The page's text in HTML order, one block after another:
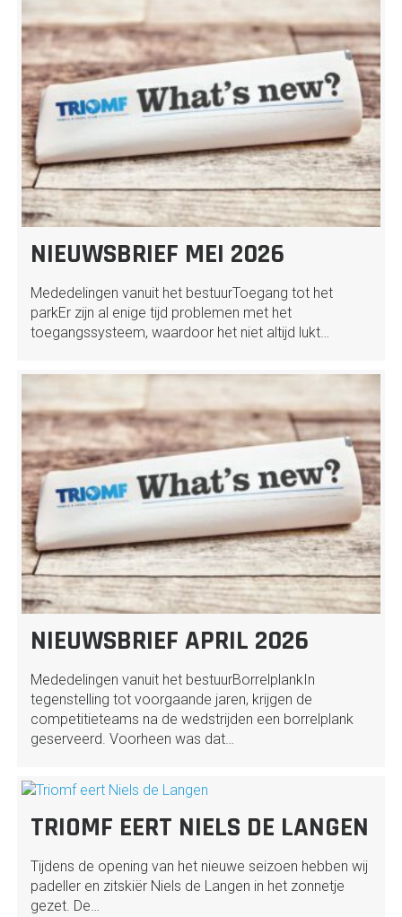
NIEUWSBRIEF MEI 2026
Mededelingen vanuit het bestuurToegang tot het
parkEr zijn al enige tijd problemen met het
toegangssysteem, waardoor het niet altijd lukt…
NIEUWSBRIEF APRIL 2026
Mededelingen vanuit het bestuurBorrelplankIn
tegenstelling tot voorgaande jaren, krijgen de
competitieteams na de wedstrijden een borrelplank
geserveerd. Voorheen was dat…
TRIOMF EERT NIELS DE LANGEN
Tijdens de opening van het nieuwe seizoen hebben wij
padeller en zitskiër Niels de Langen in het zonnetje
gezet. De…